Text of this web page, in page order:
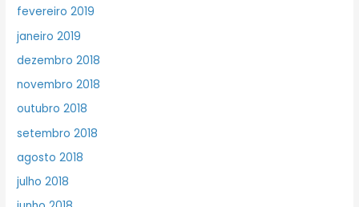
fevereiro 2019
janeiro 2019
dezembro 2018
novembro 2018
outubro 2018
setembro 2018
agosto 2018
julho 2018